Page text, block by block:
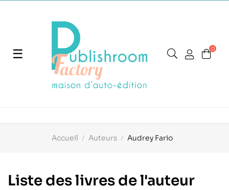
Basculer
navigation
☰ 0
Accueil Auteurs Audrey Fario
Liste des livres de l'auteur